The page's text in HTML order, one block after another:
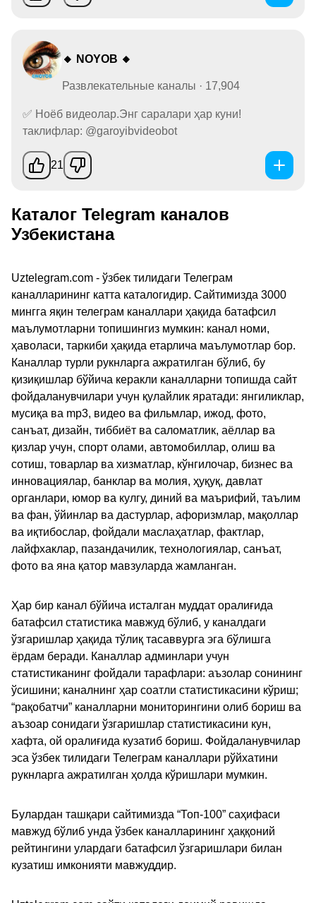
🔸 NOYOB 🔸
Развлекательные каналы · 17,904
✅ Ноёб видеолар.Энг саралари ҳар куни!
таклифлар: @garoyibvideobot
21
Каталог Telegram каналов
Узбекистана
Uztelegram.com - ўзбек тилидаги Телеграм
каналларининг катта каталогидир. Сайтимизда 3000
мингга яқин телеграм каналлари ҳақида батафсил
маълумотларни топишингиз мумкин: канал номи,
ҳаволаси, таркиби ҳақида етарлича маълумотлар бор.
Каналлар турли рукнларга ажратилган бўлиб, бу
қизиқишлар бўйича керакли каналларни топишда сайт
фойдаланувчилари учун қулайлик яратади: янгиликлар,
мусиқа ва mp3, видео ва фильмлар, ижод, фото,
санъат, дизайн, тиббиёт ва саломатлик, аёллар ва
қизлар учун, спорт олами, автомобиллар, олиш ва
сотиш, товарлар ва хизматлар, кўнгилочар, бизнес ва
инновациялар, банклар ва молия, ҳуқуқ, давлат
органлари, юмор ва кулгу, диний ва маърифий, таълим
ва фан, ўйинлар ва дастурлар, афоризмлар, мақоллар
ва иқтибослар, фойдали маслаҳатлар, фактлар,
лайфхаклар, пазандачилик, технологиялар, санъат,
фото ва яна қатор мавзуларда жамланган.
Ҳар бир канал бўйича исталган муддат оралиғида
батафсил статистика мавжуд бўлиб, у каналдаги
ўзгаришлар ҳақида тўлиқ тасаввурга эга бўлишга
ёрдам беради. Каналлар админлари учун
статистиканинг фойдали тарафлари: аъзолар сонининг
ўсишини; каналнинг ҳар соатли статистикасини кўриш;
“рақобатчи” каналларни мониторингини олиб бориш ва
аъзоар сонидаги ўзгаришлар статистикасини кун,
хафта, ой оралиғида кузатиб бориш. Фойдаланувчилар
эса ўзбек тилидаги Телеграм каналлари рўйхатини
рукнларга ажратилган ҳолда кўришлари мумкин.
Булардан ташқари сайтимизда “Топ-100” саҳифаси
мавжуд бўлиб унда ўзбек каналларининг ҳаққоний
рейтингини улардаги батафсил ўзгаришлари билан
кузатиш имконияти мавжуддир.